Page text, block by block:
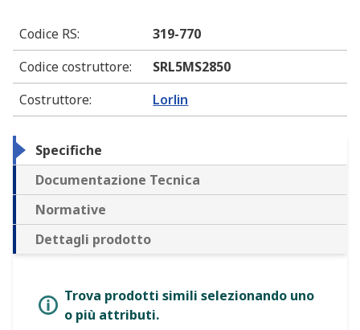
Codice RS:
319-770
Codice costruttore:
SRL5MS2850
Costruttore: Lorlin
Specifiche
Documentazione Tecnica
Normative
Dettagli prodotto
Trova prodotti simili selezionando uno
o più attributi.